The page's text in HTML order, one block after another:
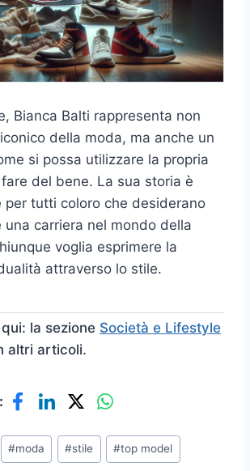
Bianca Balti rappresenta non
della moda, ma anche un
si possa utilizzare la propria
del bene. La sua storia è
per tutti coloro che desiderano
una carriera nel mondo della
voglia esprimere la
attraverso lo stile.
la sezione Società e Lifestyle
altri articoli.
#moda #stile #top model